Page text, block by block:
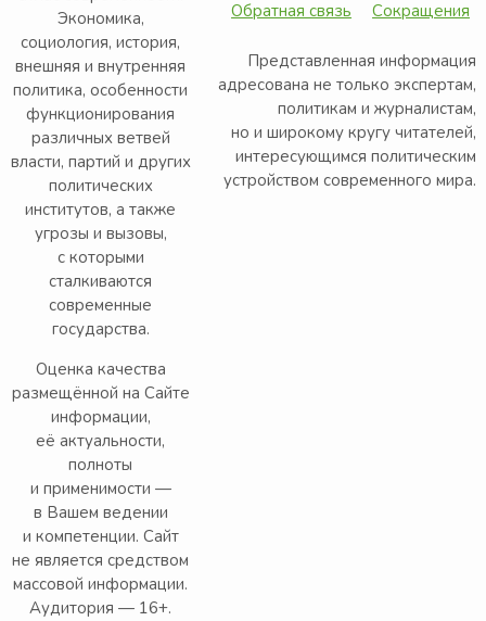
Экономика,
социология, история,
внешняя и внутренняя
политика, особенности
функционирования
различных ветвей
власти, партий и других
политических
институтов, а также
угрозы и вызовы,
с которыми
сталкиваются
современные
государства.
Оценка качества
размещённой на Сайте
информации,
её актуальности,
полноты
и применимости —
в Вашем ведении
и компетенции. Сайт
не является средством
массовой информации.
Аудитория — 16+.
Обратная связь
Сокращения
Представленная информация
адресована не только экспертам,
политикам и журналистам,
но и широкому кругу читателей,
интересующимся политическим
устройством современного мира.